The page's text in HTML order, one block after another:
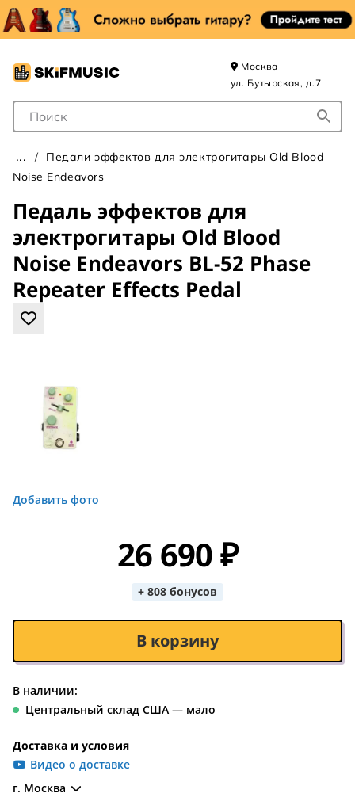
Поле для Поиска
Москва
ул. Бутырская, д.7
Педали эффектов для электрогитары Old Blood
Noise Endeavors
Педаль эффектов для
электрогитары Old Blood
Noise Endeavors BL-52 Phase
Repeater Effects Pedal
Добавить фото
26 690 ₽
+ 808 бонусов
В корзину
В наличии:
Центральный склад США — мало
Доставка и условия
Видео о доставке
г. Москва